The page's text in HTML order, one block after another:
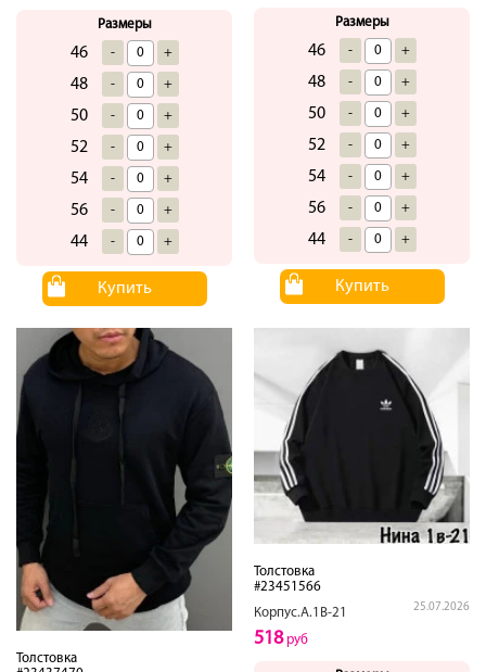
Размеры
46 - +
48 - +
50 - +
52 - +
54 - +
56 - +
44 - +
Купить
Размеры
46 - +
48 - +
50 - +
52 - +
54 - +
56 - +
44 - +
Купить
Толстовка
Толстовка
#23451566
Корпус.А.1В-21
25.07.2026
518руб